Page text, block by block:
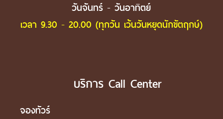
วันจันทร์ - วันอาทิตย์
เวลา 9.30 - 20.00 (ทุกวัน เว้นวันหยุดนักขัตฤกษ์)
บริการ Call Center
จองทัวร์